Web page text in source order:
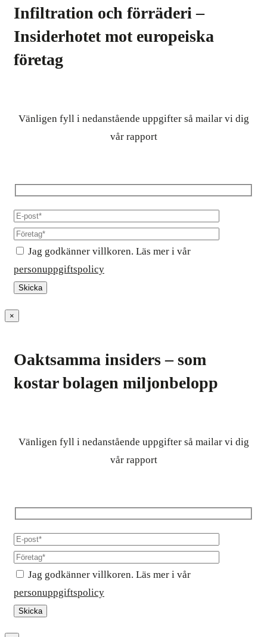
Infiltration och förräderi –
Insiderhotet mot europeiska
företag
Vänligen fyll i nedanstående uppgifter så mailar vi dig
vår rapport
Jag godkänner villkoren. Läs mer i vår
personuppgiftspolicy
×
Oaktsamma insiders – som
kostar bolagen miljonbelopp
Vänligen fyll i nedanstående uppgifter så mailar vi dig
vår rapport
Jag godkänner villkoren. Läs mer i vår
personuppgiftspolicy